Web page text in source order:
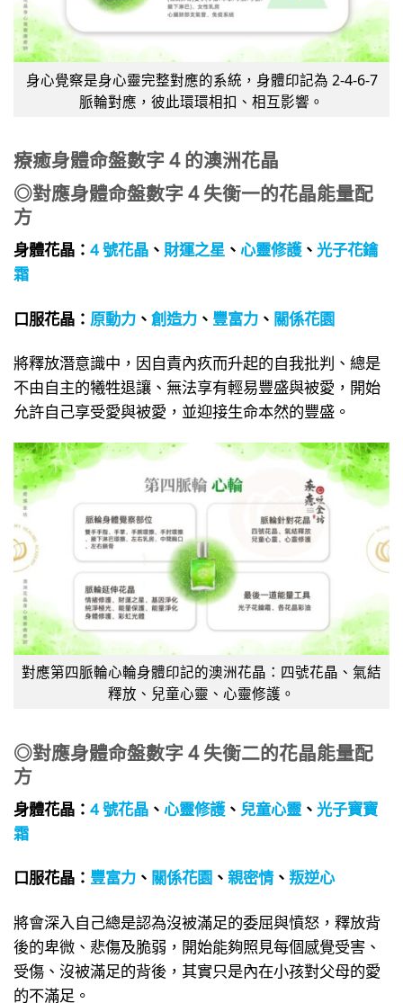
身心覺察是身心靈完整對應的系統，身體印記為 2-4-6-7
脈輪對應，彼此環環相扣、相互影響。
療癒身體命盤數字 4 的澳洲花晶
◎對應身體命盤數字 4 失衡一的花晶能量配
方
身體花晶： 4 號花晶 、 財運之星 、 心靈修護、 光子花鑰
霜
口服花晶： 原動力 、 創造力 、 豐富力 、 關係花園
將釋放潛意識中，因自責內疚而升起的自我批判、總是
不由自主的犧牲退讓、無法享有輕易豐盛與被愛，開始
允許自己享受愛與被愛，並迎接生命本然的豐盛。
對應第四脈輪心輪身體印記的澳洲花晶：四號花晶、氣結
釋放、兒童心靈、心靈修護。
◎對應身體命盤數字 4 失衡二的花晶能量配
方
身體花晶： 4 號花晶 、 心靈修護、 兒童心靈 、 光子寶寶
霜
口服花晶： 豐富力 、 關係花園 、 親密情、 叛逆心
將會深入自己總是認為沒被滿足的委屈與憤怒，釋放背
後的卑微、悲傷及脆弱，開始能夠照見每個感覺受害、
受傷、沒被滿足的背後，其實只是內在小孩對父母的愛
的不滿足。